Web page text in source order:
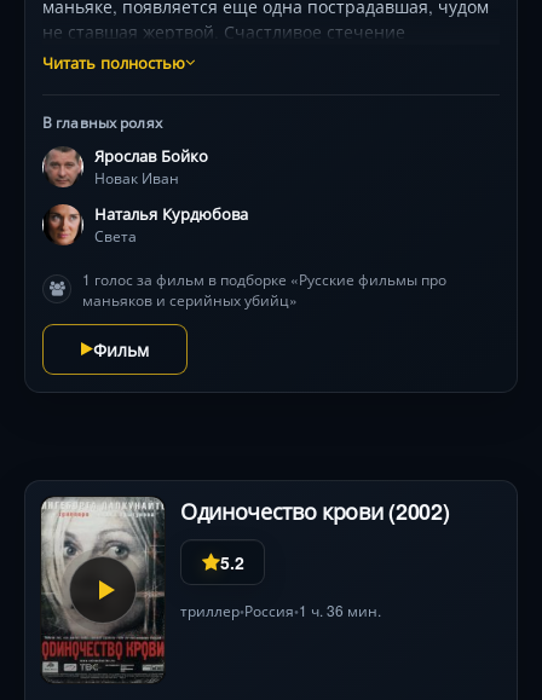
маньяке, появляется еще одна пострадавшая, чудом
не ставшая жертвой. Счастливое стечение
обстоятельств и привычка Сергея приходить всегда
временем чувство благодарности за спасение
ребенка, сменится чисто женской тревогой — кому
принадлежат в большей мере симпатии Сергея?
Отчаянно ревнуя и дочь, и возлюбленного, Ирина
«выдает» тайну рождения Тани — навязывая всем
отцом для великовозрастной дочери, а Таня
отправляется в провинцию раскапывать архивные
курганы…
Читать полностью
В главных ролях
Ярослав Бойко
Новак Иван
Наталья Курдюбова
Света
1 голос за фильм в подборке «Русские фильмы про
маньяков и серийных убийц»
Фильм
Одиночество крови (2002)
5.2
триллер•Россия•1 ч. 36 мин.